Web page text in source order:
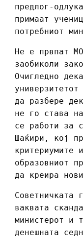
предлог-
примаат
потребниот
Не е првпат
заобиколи
Очигледно
да разбере
не го става
се работи за
Шаќири, кој
критериумите
образовниот
да креира
Советничката
ваквата
министерот и
денешната